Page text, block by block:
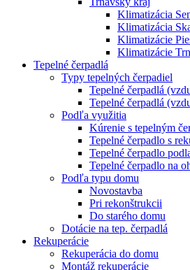
Klimatizácia
Klimatizácia
Klimatizácie
Klimatizácie
Tepelné čerpadlá
Typy tepelných čerpadiel
Tepelné čerpadlá
Tepelné čerpadlá
Podľa využitia
Kúrenie s tepelným
Tepelné čerpadlo s
Tepelné čerpadlo
Tepelné čerpadlo na
Podľa typu domu
Novostavba
Pri rekonštrukcii
Do starého domu
Dotácie na tep. čerpadlá
Rekuperácie
Rekuperácia do domu
Montáž rekuperácie